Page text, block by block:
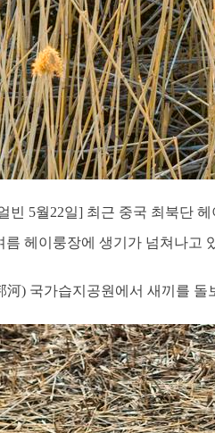
빈 5월22일] 최근 중국 최북단
름 헤이룽장에 생기가 넘쳐나고
河) 국가습지공원에서 새끼를 돌